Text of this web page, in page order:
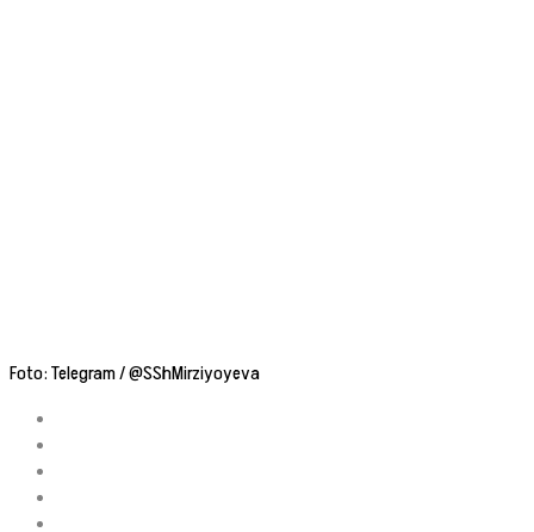
Foto: Telegram / @SShMirziyoyeva